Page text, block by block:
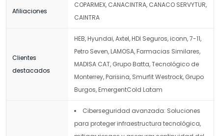
Afiliaciones
COPARMEX, CANACINTRA, CANACO SERVYTUR,
CAINTRA
Clientes
destacados
HEB, Hyundai, Axtel, HDI Seguros, iconn, 7-11,
Petro Seven, LAMOSA, Farmacias Similares,
MADISA CAT, Grupo Batta, Tecnológico de
Monterrey, Parisina, Smurfit Westrock, Grupo
Burgos, EmergentCold Latam
Ciberseguridad avanzada: Soluciones
para proteger infraestructura tecnológica,